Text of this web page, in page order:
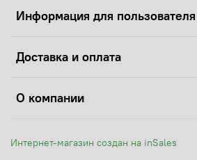
Информация для пользователя
Доставка и оплата
О компании
Интернет-магазин создан на inSales